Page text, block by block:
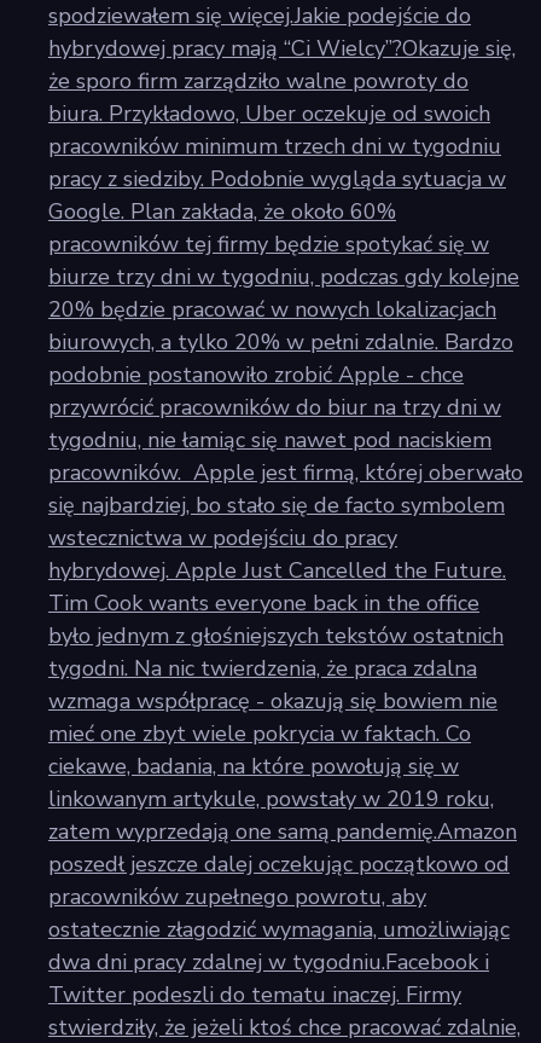
spodziewałem się więcej.Jakie podejście do
hybrydowej pracy mają “Ci Wielcy”?Okazuje się,
że sporo firm zarządziło walne powroty do
biura. Przykładowo, Uber oczekuje od swoich
pracowników minimum trzech dni w tygodniu
pracy z siedziby. Podobnie wygląda sytuacja w
Google. Plan zakłada, że około 60%
pracowników tej firmy będzie spotykać się w
biurze trzy dni w tygodniu, podczas gdy kolejne
20% będzie pracować w nowych lokalizacjach
biurowych, a tylko 20% w pełni zdalnie. Bardzo
podobnie postanowiło zrobić Apple - chce
przywrócić pracowników do biur na trzy dni w
tygodniu, nie łamiąc się nawet pod naciskiem
pracowników. Apple jest firmą, której oberwało
się najbardziej, bo stało się de facto symbolem
wstecznictwa w podejściu do pracy
hybrydowej. Apple Just Cancelled the Future.
Tim Cook wants everyone back in the office
było jednym z głośniejszych tekstów ostatnich
tygodni. Na nic twierdzenia, że praca zdalna
wzmaga współpracę - okazują się bowiem nie
mieć one zbyt wiele pokrycia w faktach. Co
ciekawe, badania, na które powołują się w
linkowanym artykule, powstały w 2019 roku,
zatem wyprzedają one samą pandemię.Amazon
poszedł jeszcze dalej oczekując początkowo od
pracowników zupełnego powrotu, aby
ostatecznie złagodzić wymagania, umożliwiając
dwa dni pracy zdalnej w tygodniu.Facebook i
Twitter podeszli do tematu inaczej. Firmy
stwierdziły, że jeżeli ktoś chce pracować zdalnie,